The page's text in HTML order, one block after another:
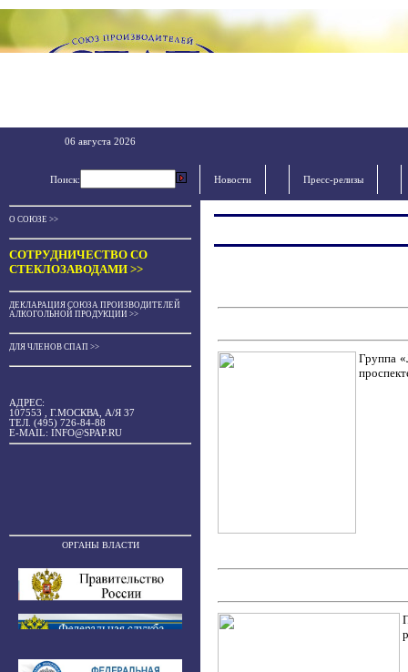
06 августа 2026
Поиск: Новости Пресс-релизы
О СОЮЗЕ >>
СОТРУДНИЧЕСТВО СО
СТЕКЛОЗАВОДАМИ >>
ДЕКЛАРАЦИЯ СОЮЗА ПРОИЗВОДИТЕЛЕЙ
АЛКОГОЛЬНОЙ ПРОДУКЦИИ >>
ДЛЯ ЧЛЕНОВ СПАП >>
АДРЕС:
107553 , Г.МОСКВА, А/Я 37
ТЕЛ. (495) 726-84-88
E-MAIL: INFO@SPAP.RU
ОРГАНЫ ВЛАСТИ
Группа